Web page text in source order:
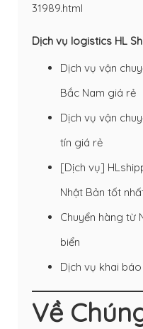
31989.html
Dịch vụ logistics HL
Dịch vụ vận
Bắc Nam giá rẻ
Dịch vụ vận
tín giá rẻ
[Dịch vụ]
Nhật Bản tốt
Chuyển hàng từ
biển
Dịch vụ khai
Về